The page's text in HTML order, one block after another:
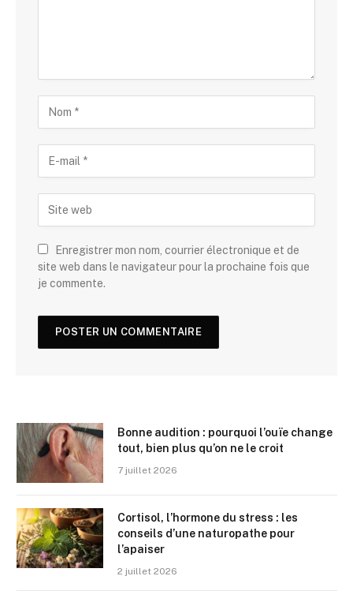
Enregistrer mon nom, courrier électronique et de
site web dans le navigateur pour la prochaine fois que
je commente.
Bonne audition : pourquoi l’ouïe change
tout, bien plus qu’on ne le croit
7 juillet 2026
Cortisol, l’hormone du stress : les
conseils d’une naturopathe pour
l’apaiser
2 juillet 2026